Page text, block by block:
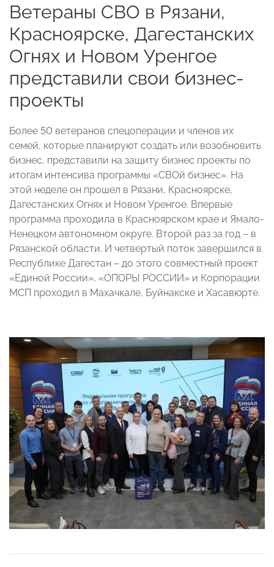
Ветераны СВО в Рязани,
Красноярске, Дагестанских
Огнях и Новом Уренгое
представили свои бизнес-
проекты
Более 50 ветеранов спецоперации и членов их
семей, которые планируют создать или возобновить
бизнес, представили на защиту бизнес проекты по
итогам интенсива программы «СВОй бизнес». На
этой неделе он прошел в Рязани, Красноярске,
Дагестанских Огнях и Новом Уренгое. Впервые
программа проходила в Красноярском крае и Ямало-
Ненецком автономном округе. Второй раз за год – в
Рязанской области. И четвертый поток завершился в
Республике Дагестан – до этого совместный проект
«Единой России», «ОПОРЫ РОССИИ» и Корпорации
МСП проходил в Махачкале, Буйнакске и Хасавюрте.